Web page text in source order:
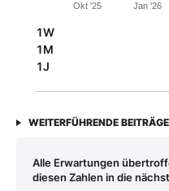
Okt '25 Jan '26
1W
1M
1J
WEITERFÜHRENDE BEITRÄGE
Alle Erwartungen
diesen Zahlen in die